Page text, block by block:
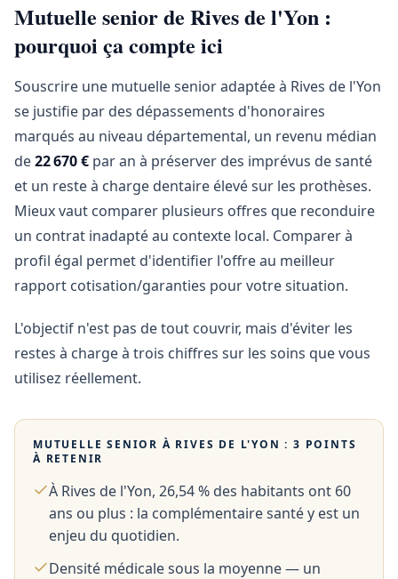
Mutuelle senior de Rives de l'Yon :
pourquoi ça compte ici
Souscrire une mutuelle senior adaptée à Rives de l'Yon
se justifie par des dépassements d'honoraires
marqués au niveau départemental, un revenu médian
de22 670 € par an à préserver des imprévus de santé
et un reste à charge dentaire élevé sur les prothèses.
Mieux vaut comparer plusieurs offres que reconduire
un contrat inadapté au contexte local. Comparer à
profil égal permet d'identifier l'offre au meilleur
rapport cotisation/garanties pour votre situation.
L'objectif n'est pas de tout couvrir, mais d'éviter les
restes à charge à trois chiffres sur les soins que vous
utilisez réellement.
MUTUELLE SENIOR À RIVES DE L'YON : 3 POINTS
À RETENIR
À Rives de l'Yon, 26,54 % des habitants ont 60
ans ou plus : la complémentaire santé y est un
enjeu du quotidien.
Densité médicale sous la moyenne — un